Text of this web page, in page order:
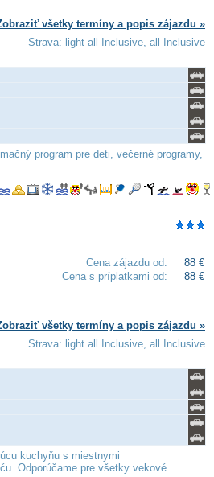
všetky termíny a popis zájazdu »
Strava: light all Inclusive, all Inclusive
program pre deti, večerné programy,
Cena zájazdu od:
88 €
Cena s príplatkami od:
88 €
všetky termíny a popis zájazdu »
Strava: light all Inclusive, all Inclusive
kuchyňu s miestnymi
Odporúčame pre všetky vekové